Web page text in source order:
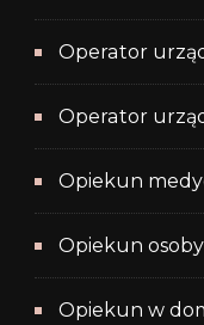
Operator
Operator
Opiekun
Opiekun
Opiekun w